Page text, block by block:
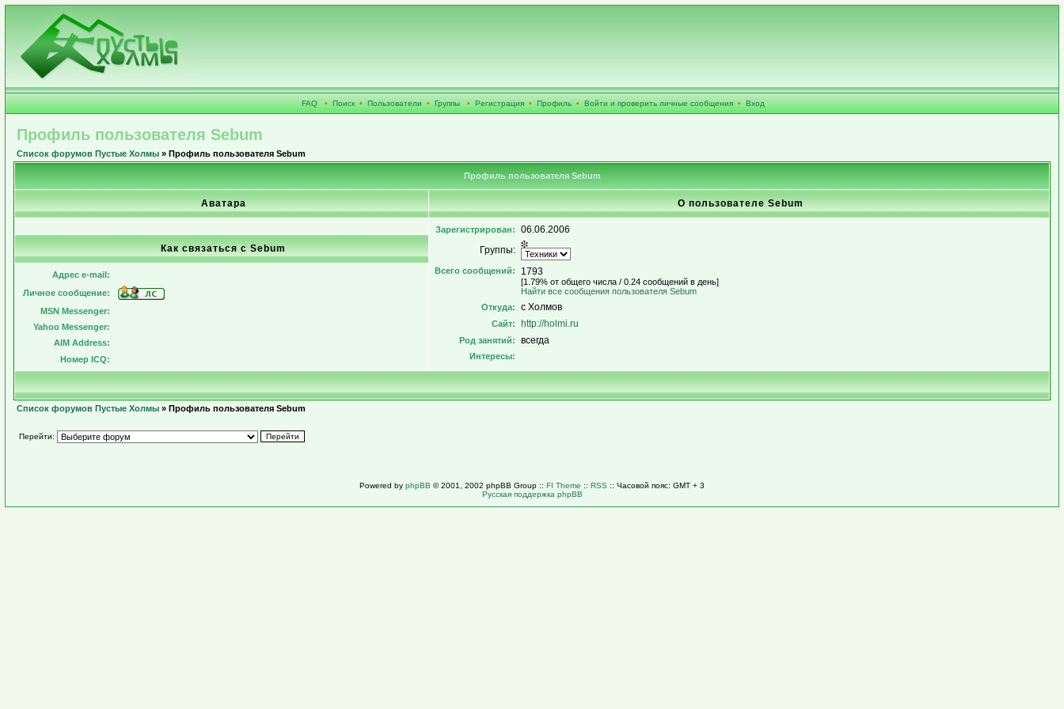
FAQ • Поиск • Пользователи • Группы • Регистрация • Профиль • Войти и проверить личные сообщения • Вход
Профиль пользователя Sebum
Список форумов Пустые Холмы » Профиль пользователя Sebum
Профиль пользователя Sebum
Аватара О пользователе Sebum
Зарегистрирован:
06.06.2006
Группы:
Всего сообщений: 1793
[1.79% от общего числа / 0.24 сообщений в день]
Найти все сообщения пользователя Sebum
Откуда:
с Холмов
Сайт: http://holmi.ru
Род занятий: всегда
Интересы:
Как связаться с Sebum
Адрес e-mail:
Личное сообщение:
MSN Messenger:
Yahoo Messenger:
AIM Address:
Номер ICQ:
Список форумов Пустые Холмы » Профиль пользователя Sebum
Перейти:
Powered by phpBB © 2001, 2002 phpBB Group :: FI Theme :: RSS :: Часовой пояс: GMT + 3
Русская поддержка phpBB